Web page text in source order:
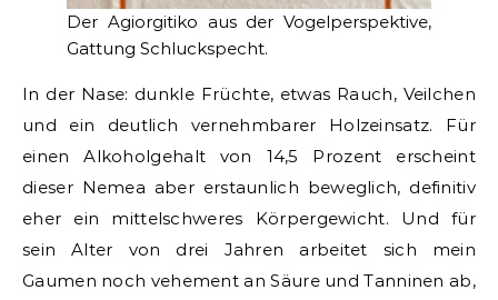
Der Agiorgitiko aus der Vogelperspektive,
Gattung Schluckspecht.
In der Nase: dunkle Früchte, etwas Rauch, Veilchen
und ein deutlich vernehmbarer Holzeinsatz. Für
einen Alkoholgehalt von 14,5 Prozent erscheint
dieser Nemea aber erstaunlich beweglich, definitiv
eher ein mittelschweres Körpergewicht. Und für
sein Alter von drei Jahren arbeitet sich mein
Gaumen noch vehement an Säure und Tanninen ab,